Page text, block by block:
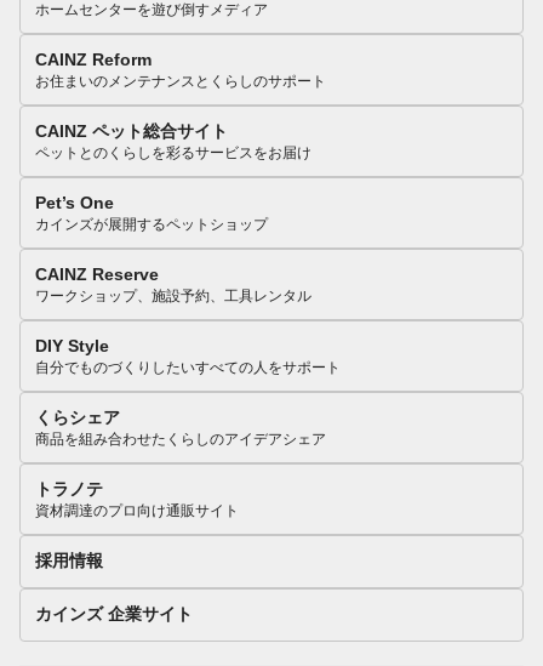
ホームセンターを遊び倒すメディア
CAINZ Reform
お住まいのメンテナンスとくらしのサポート
CAINZ ペット総合サイト
ペットとのくらしを彩るサービスをお届け
Pet’s One
カインズが展開するペットショップ
CAINZ Reserve
ワークショップ、施設予約、工具レンタル
DIY Style
自分でものづくりしたいすべての人をサポート
くらシェア
商品を組み合わせたくらしのアイデアシェア
トラノテ
資材調達のプロ向け通販サイト
採用情報
カインズ 企業サイト